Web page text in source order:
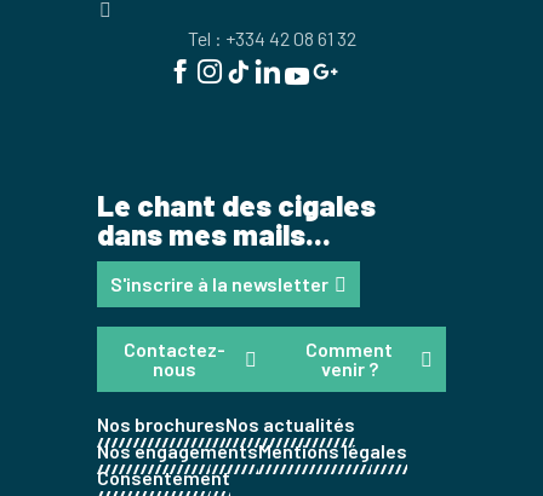
Tel : +334 42 08 61 32
Le chant des cigales
dans mes mails...
S'inscrire à la newsletter
Contactez-
nous
Comment
venir ?
Nos brochuresNos actualités
Nos engagementsMentions légales
Consentement